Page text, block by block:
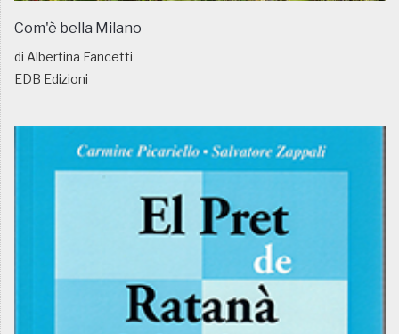
Com'è bella Milano
di Albertina Fancetti
EDB Edizioni